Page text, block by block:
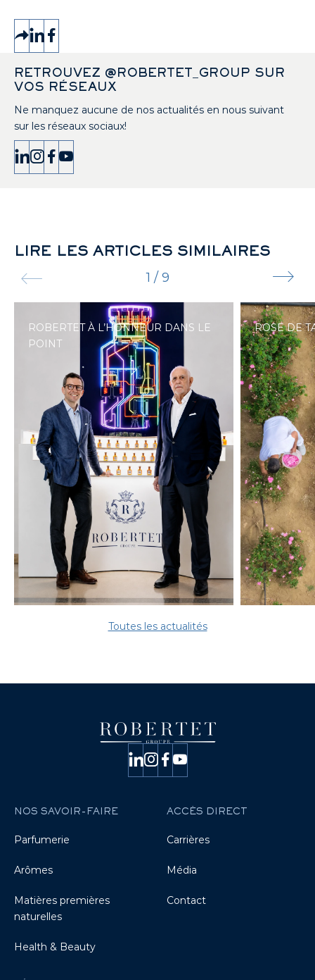
RETROUVEZ @ROBERTET_GROUP SUR
VOS RÉSEAUX
Ne manquez aucune de nos actualités en nous suivant
sur les réseaux sociaux!
LIRE LES ARTICLES SIMILAIRES
1 /9
ROBERTET À L’HONNEUR DANS LE
POINT
ROSE DE
Toutes les actualités
NOS SAVOIR-FAIRE
Parfumerie
Arômes
Matières premières
naturelles
Health & Beauty
ACCÈS DIRECT
Carrières
Média
Contact